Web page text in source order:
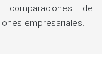
comparaciones de
empresariales.